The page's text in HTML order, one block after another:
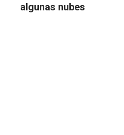
algunas nubes